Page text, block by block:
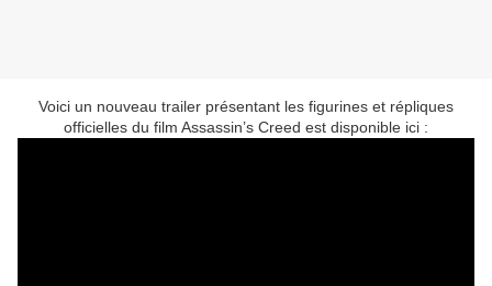
Voici un nouveau trailer présentant les figurines et répliques
officielles du film Assassin’s Creed est disponible ici :